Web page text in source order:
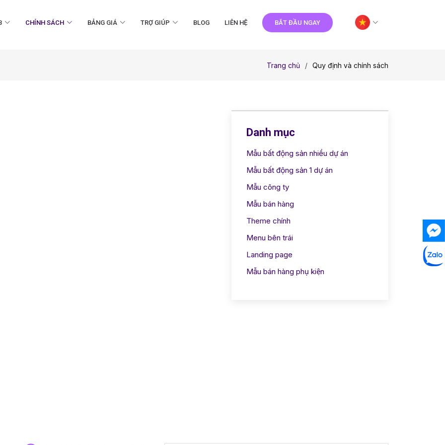
CHÍNH SÁCH BẢNG GIÁ TRỢ GIÚP BLOG LIÊN HỆ BẮT ĐẦU NGAY
Trang chủ Quy định và chính sách
Danh mục
Mẫu bất động sản nhiều dự án
Mẫu bất động sản 1 dự án
Mẫu công ty
Mẫu bán hàng
Theme chính
Menu bên trái
Landing page
Mẫu bán hàng phụ kiện